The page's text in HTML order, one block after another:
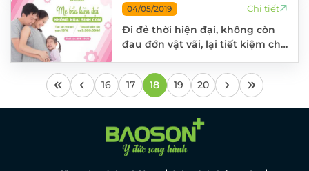
04/05/2019
Đi đẻ thời hiện đại, không còn
đau đớn vật vãi, lại tiết kiệm chi
Chi tiết
16 17 18 19 20